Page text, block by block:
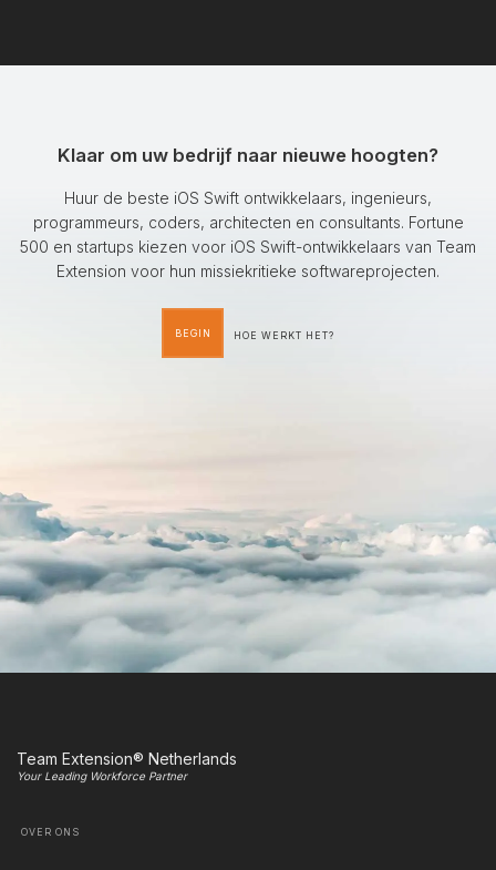
Klaar om uw bedrijf naar nieuwe hoogten?
Huur de beste iOS Swift ontwikkelaars, ingenieurs,
programmeurs, coders, architecten en consultants. Fortune
500 en startups kiezen voor iOS Swift-ontwikkelaars van Team
Extension voor hun missiekritieke softwareprojecten.
BEGIN HOE WERKT HET?
Team Extension® Netherlands
Your Leading Workforce Partner
OVER ONS